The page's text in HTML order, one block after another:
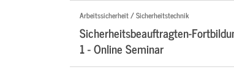
Arbeitssicherheit / Sicherheitstechnik
Sicherheitsbeauftragten-
1 - Online Seminar